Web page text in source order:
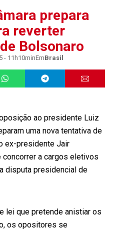
prepara
reverter
Bolsonaro
- 11h10minEmBrasil
ao presidente Luiz
uma nova tentativa de
ex-presidente Jair
a cargos eletivos
disputa presidencial de
lei que pretende anistiar os
os opositores se